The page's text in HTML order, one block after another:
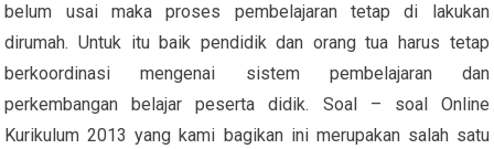
belum usai maka proses pembelajaran tetap di lakukan
dirumah. Untuk itu baik pendidik dan orang tua harus tetap
berkoordinasi mengenai sistem pembelajaran dan
perkembangan belajar peserta didik. Soal – soal Online
Kurikulum 2013 yang kami bagikan ini merupakan salah satu